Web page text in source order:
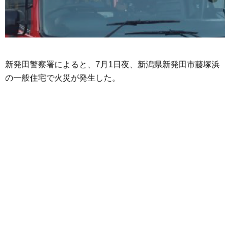
新発田警察署によると、7月1日夜、新潟県新発田市藤塚浜
の一般住宅で火災が発生した。